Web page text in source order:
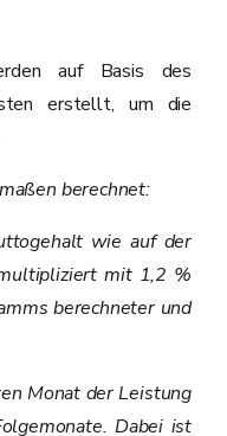
auf Basis des
erstellt, um die
berechnet:
wie auf der
mit 1,2 %
berechneter und
Monat der Leistung
Dabei ist